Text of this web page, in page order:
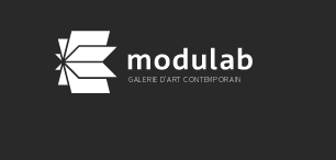
GALERIE D'ART CONTEMPORAIN